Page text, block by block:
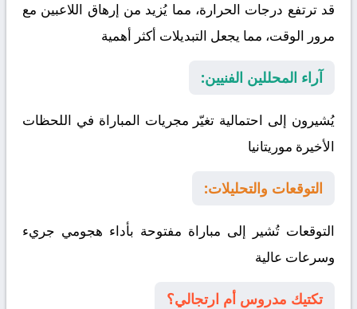
قد ترتفع درجات الحرارة، مما يُزيد من إرهاق اللاعبين مع
مرور الوقت، مما يجعل التبديلات أكثر أهمية
آراء المحللين الفنيين:
يُشيرون إلى احتمالية تغيّر مجريات المباراة في اللحظات
الأخيرة موريتانيا
التوقعات والتحليلات:
التوقعات تُشير إلى مباراة مفتوحة بأداء هجومي جريء
وسرعات عالية
تكتيك مدروس أم ارتجالي؟